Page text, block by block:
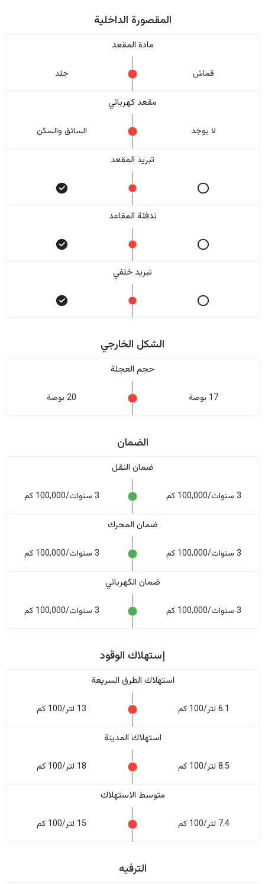
المقصورة الداخلية
مادة المقعد
قماش جلد
مقعد كهربائي
لا یوجد السائق والسکن
تبريد المقعد
تدفئة المقاعد
تبريد خلفي
الشكل الخارجي
حجم العجلة
17 بوصة 20 بوصة
الضمان
ضمان النقل
3 سنوات/100,000 كم 3 سنوات/100,000 كم
ضمان المحرك
3 سنوات/100,000 كم 3 سنوات/100,000 كم
ضمان الكهربائي
3 سنوات/100,000 كم 3 سنوات/100,000 كم
إستهلاك الوقود
استهلاك الطرق السريعة
6.1 لتر/100 كم 13 لتر/100 كم
استهلاك المدينة
8.5 لتر/100 كم 18 لتر/100 كم
متوسط الاستهلاك
7.4 لتر/100 كم 15 لتر/100 كم
الترفيه